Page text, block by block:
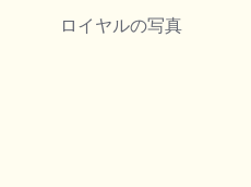
ロイヤルの写真